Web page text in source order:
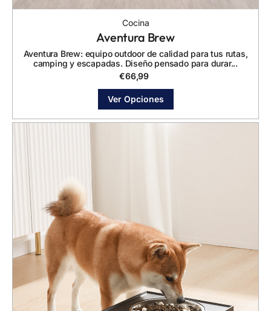
Cocina
Aventura Brew
Aventura Brew: equipo outdoor de calidad para tus rutas,
camping y escapadas. Diseño pensado para durar...
€66,99
Ver Opciones